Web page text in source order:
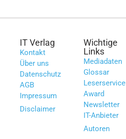
IT Verlag
Kontakt
Über uns
Datenschutz
AGB
Impressum
Disclaimer
Wichtige
Links
Mediadaten
Glossar
Leserservice
Award
Newsletter
IT-Anbieter
Autoren